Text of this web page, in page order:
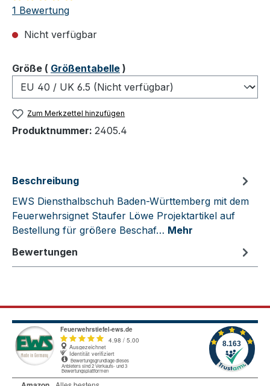
Durchschnittliche Bewertung von 5 von 5 Sternen
1 Bewertung
Nicht verfügbar
Größeauswählen
( Größentabelle )
Zum Merkzettel hinzufügen
Produktnummer: 2405.4
Beschreibung
EWS Diensthalbschuh Baden-Württemberg mit dem
Feuerwehrsignet Staufer Löwe Projektartikel auf
Bestellung für größere Beschaf… Mehr
Bewertungen